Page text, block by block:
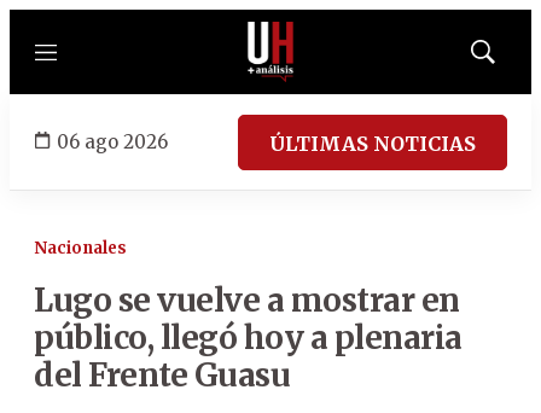
Menú
Mostrar
06 ago 2026 ÚLTIMAS NOTICIAS
Nacionales
Lugo se vuelve a mostrar en
público, llegó hoy a plenaria
del Frente Guasu